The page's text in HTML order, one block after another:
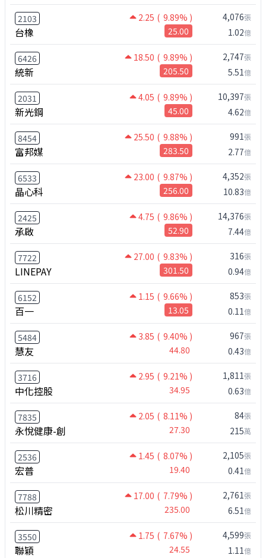
2103 2.25 ( 9.89% )
台橡 25.00
4,076張
1.02億
6426 18.50 ( 9.89% )
統新 205.50
2,747張
5.51億
2031 4.05 ( 9.89% )
新光鋼 45.00
10,397張
4.62億
8454 25.50 ( 9.88% )
富邦媒 283.50
991張
2.77億
6533 23.00 ( 9.87% )
晶心科 256.00
4,352張
10.83億
2425 4.75 ( 9.86% )
承啟 52.90
14,376張
7.44億
7722 27.00 ( 9.83% )
LINEPAY 301.50
316張
0.94億
6152 1.15 ( 9.66% )
百一 13.05
853張
0.11億
5484 3.85 ( 9.40% )
慧友 44.80
967張
0.43億
3716 2.95 ( 9.21% )
中化控股 34.95
1,811張
0.63億
7835 2.05 ( 8.11% )
永悅健康-創 27.30
84張
215萬
2536 1.45 ( 8.07% )
宏普 19.40
2,105張
0.41億
7788 17.00 ( 7.79% )
松川精密 235.00
2,761張
6.51億
3550 1.75 ( 7.67% )
聯穎 24.55
4,599張
1.11億